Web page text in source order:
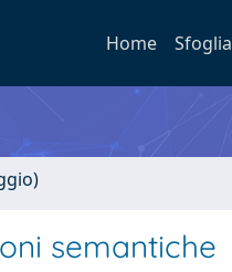
Home Sfoglia
semantiche